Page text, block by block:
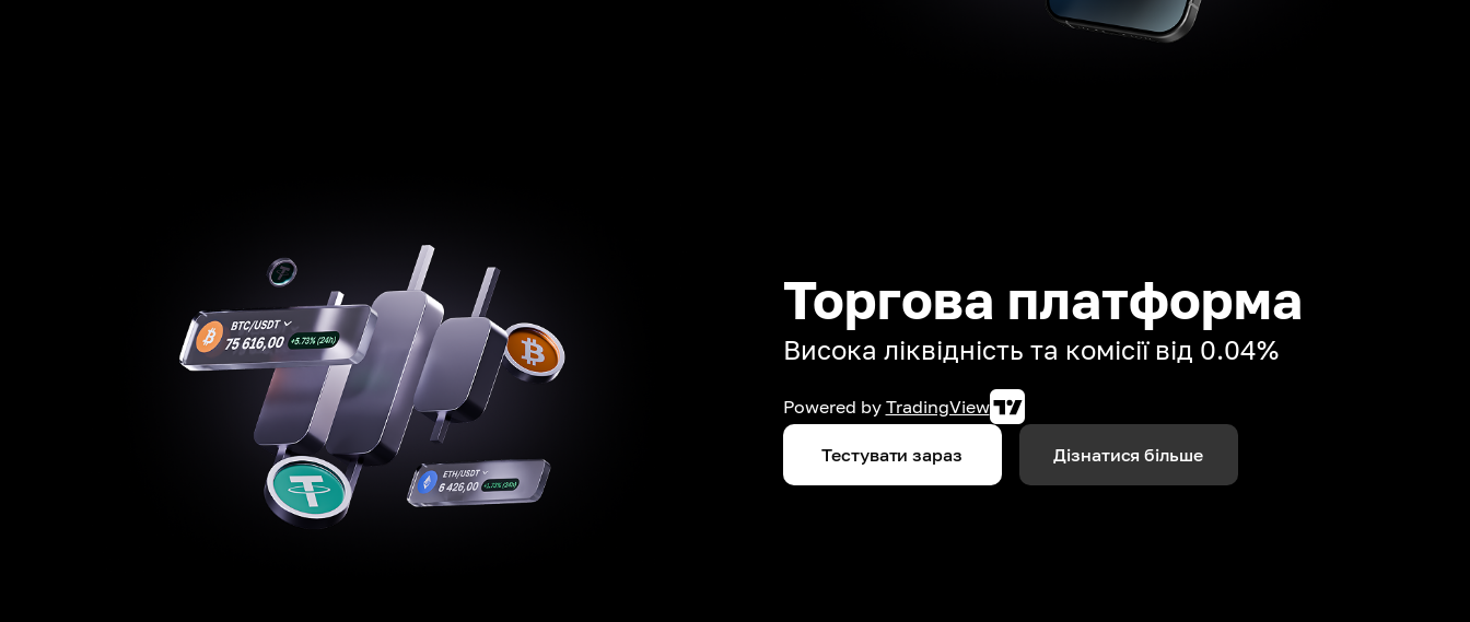
Торгова платформа
Висока ліквідність та комісії від 0.04%
Powered by TradingView
Тестувати зараз Дізнатися більше